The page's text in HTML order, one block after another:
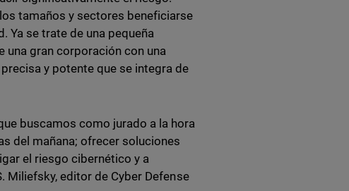
tamaños y sectores beneficiarse
Ya se trate de una pequeña
una gran corporación con una
y potente que se integra de
buscamos como jurado a la hora
del mañana; ofrecer soluciones
el riesgo cibernético y a
Miliefsky, editor de Cyber Defense